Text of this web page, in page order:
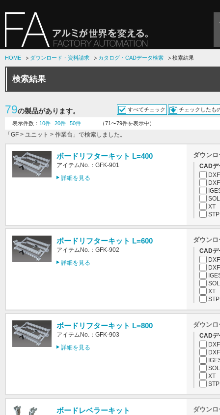
HOME ダウンロード・資料請求 カタログ・CADデータ検索 検索結果
検索結果
79の製品があります。 すべてチェック チェックしたも
表示件数： 10件 20件 50件 （71〜79件を表示中）
「GF > ユニット > 作業台」で検索しました。
ボードリフターキット L=400
アイテムNo.：GFK-901
詳細を見る
ダウンロ
CADデ
DXF
XT
STP
ボードリフターキット L=600
アイテムNo.：GFK-902
詳細を見る
ダウンロ
CADデ
DXF
XT
STP
ボードリフターキット L=800
アイテムNo.：GFK-903
詳細を見る
ダウンロ
CADデ
DXF
XT
STP
ボードレベラーキット ダウンロ